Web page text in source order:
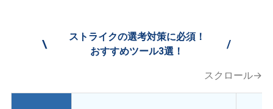
\
ストライクの選考対策に必須！
おすすめツール3選！
/
スクロール→